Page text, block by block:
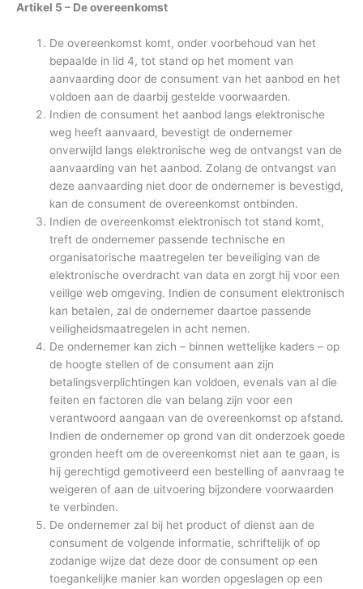
Artikel 5 – De overeenkomst
De overeenkomst komt, onder voorbehoud van het
bepaalde in lid 4, tot stand op het moment van
aanvaarding door de consument van het aanbod en het
voldoen aan de daarbij gestelde voorwaarden.
Indien de consument het aanbod langs elektronische
weg heeft aanvaard, bevestigt de ondernemer
onverwijld langs elektronische weg de ontvangst van de
aanvaarding van het aanbod. Zolang de ontvangst van
deze aanvaarding niet door de ondernemer is bevestigd,
kan de consument de overeenkomst ontbinden.
Indien de overeenkomst elektronisch tot stand komt,
treft de ondernemer passende technische en
organisatorische maatregelen ter beveiliging van de
elektronische overdracht van data en zorgt hij voor een
veilige web omgeving. Indien de consument elektronisch
kan betalen, zal de ondernemer daartoe passende
veiligheidsmaatregelen in acht nemen.
De ondernemer kan zich – binnen wettelijke kaders – op
de hoogte stellen of de consument aan zijn
betalingsverplichtingen kan voldoen, evenals van al die
feiten en factoren die van belang zijn voor een
verantwoord aangaan van de overeenkomst op afstand.
Indien de ondernemer op grond van dit onderzoek goede
gronden heeft om de overeenkomst niet aan te gaan, is
hij gerechtigd gemotiveerd een bestelling of aanvraag te
weigeren of aan de uitvoering bijzondere voorwaarden
te verbinden.
De ondernemer zal bij het product of dienst aan de
consument de volgende informatie, schriftelijk of op
zodanige wijze dat deze door de consument op een
toegankelijke manier kan worden opgeslagen op een